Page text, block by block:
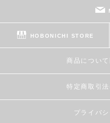
HOBONICHI STORE
商品につい
特定商取引
プライバ